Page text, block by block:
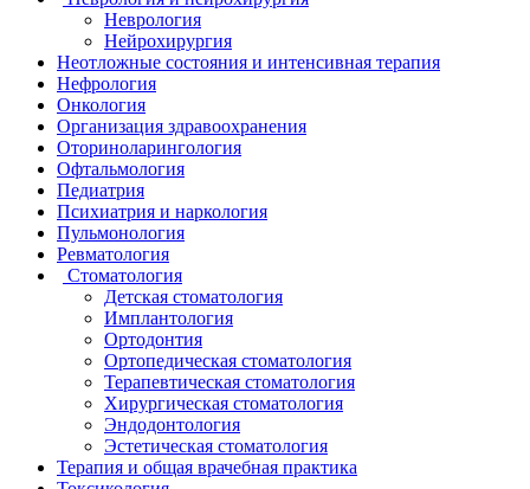
Неврология
Нейрохирургия
Неотложные состояния и интенсивная терапия
Нефрология
Онкология
Организация здравоохранения
Оториноларингология
Офтальмология
Педиатрия
Психиатрия и наркология
Пульмонология
Ревматология
Стоматология
Детская стоматология
Имплантология
Ортодонтия
Ортопедическая стоматология
Терапевтическая стоматология
Хирургическая стоматология
Эндодонтология
Эстетическая стоматология
Терапия и общая врачебная практика